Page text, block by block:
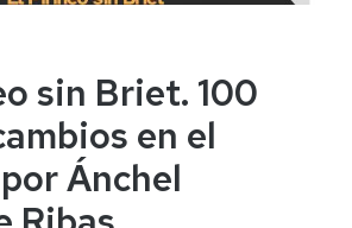
sin Briet. 100
en el
Ánchel